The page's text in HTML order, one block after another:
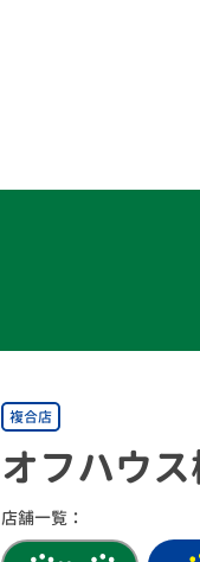
複合店
オフハウ
店舗一覧：